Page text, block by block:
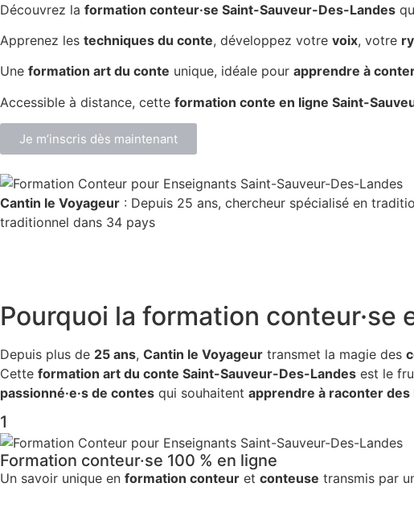
Découvrez la formation conteur·se Saint-Sauveur-Des-Landes
Apprenez les techniques du conte, développez votre voix, votre
Une formation art du conte unique, idéale pour apprendre à
Accessible à distance, cette formation conte en ligne Saint-
Je m’inscris dès maintenant
Cantin le Voyageur : Depuis 25 ans, chercheur spécialisé en
traditionnel dans 34 pays
Pourquoi la formation conteur·se
Depuis plus de 25 ans, Cantin le Voyageur transmet la magie des
Cette formation art du conte Saint-Sauveur-Des-Landes est le
passionné·e·s de contes qui souhaitent apprendre à raconter
1
Formation conteur·se 100 % en ligne
Un savoir unique en formation conteur et conteuse transmis par